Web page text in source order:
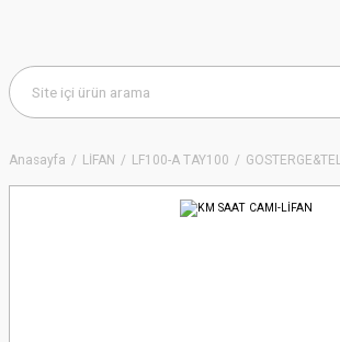
Anasayfa LİFAN LF100-A TAY100